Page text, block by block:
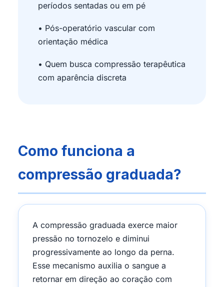
períodos sentadas ou em pé
• Pós-operatório vascular com
orientação médica
• Quem busca compressão terapêutica
com aparência discreta
Como funciona a
compressão graduada?
A compressão graduada exerce maior
pressão no tornozelo e diminui
progressivamente ao longo da perna.
Esse mecanismo auxilia o sangue a
retornar em direção ao coração com